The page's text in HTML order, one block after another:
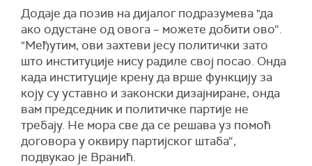
Додаје да позив на дијалог подразумева "да
ако одустане од овога – можете добити ово“.
"Међутим, ови захтеви јесу политички зато
што институције нису радиле свој посао. Онда
када институције крену да врше функцију за
коју су уставно и законски дизајниране, онда
вам председник и политичке партије не
требају. Не мора све да се решава уз помоћ
договора у оквиру партијског штаба“,
подвукао је Вранић.